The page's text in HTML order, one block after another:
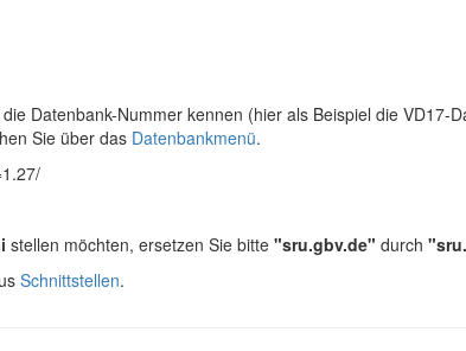
Datenbank-Nummer kennen (hier als Beispiel die VD17-
Sie über das Datenbankmenü.
stellen möchten, ersetzen Sie bitte "sru.gbv.de" durch
Schnittstellen.